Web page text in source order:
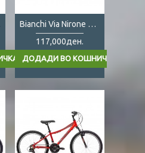
Bianchi Via Nirone 7 GRX 12s
117,000ден.